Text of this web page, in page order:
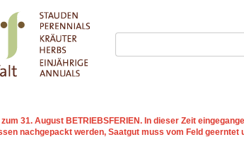
31. August BETRIEBSFERIEN. In dieser Zeit
nachgepackt werden, Saatgut muss vom Feld